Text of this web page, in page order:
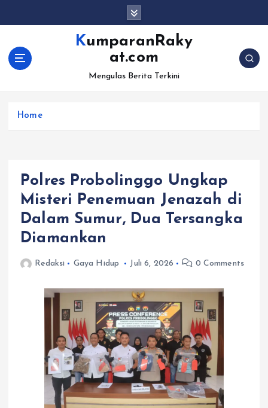
KumparanRaky
at.com
Mengulas Berita Terkini
Home
Polres Probolinggo Ungkap
Misteri Penemuan Jenazah di
Dalam Sumur, Dua Tersangka
Diamankan
Redaksi Gaya Hidup Juli 6, 2026 0 Comments